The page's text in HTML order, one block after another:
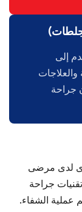
إلى
والعلاجات
جراحة
لدى مرضى
جراحة
عملية الشفاء.